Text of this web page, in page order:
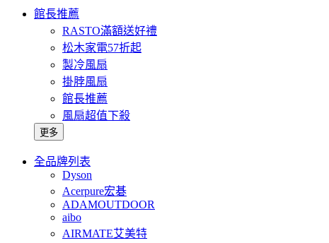
館長推薦
RASTO滿額送好禮
松木家電57折起
製冷風扇
掛脖風扇
館長推薦
風扇超值下殺
更多
全品牌列表
Dyson
Acerpure宏碁
ADAMOUTDOOR
aibo
AIRMATE艾美特